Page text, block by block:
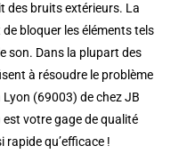
des bruits extérieurs. La
bloquer les éléments tels
son. Dans la plupart des
à résoudre le problème
(69003) de chez JB
est votre gage de qualité
qu’efficace !